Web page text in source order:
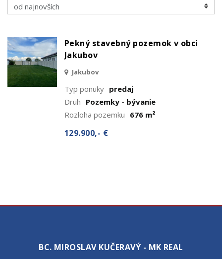
Pekný stavebný pozemok v obci
Jakubov
Jakubov
Typ ponuky predaj
Druh Pozemky - bývanie
Rozloha pozemku 676 m²
129.900,- €
BC. MIROSLAV KUČERAVÝ - MK REAL